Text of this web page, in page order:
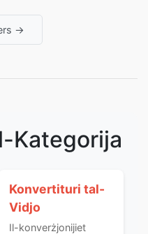
→
Kategorija
Konvertituri tal-
Vidjo
Il-konverżjonijiet